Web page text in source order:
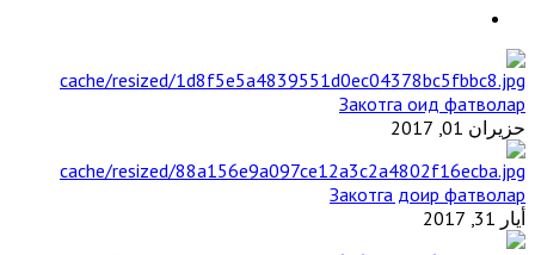
Закотга оид фатволар
حزيران 01, 2017
Закотга доир фатволар
أيار 31, 2017